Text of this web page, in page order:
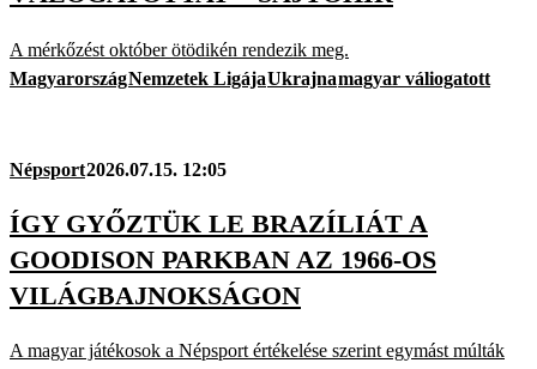
A mérkőzést október ötödikén rendezik meg.
MagyarországNemzetek LigájaUkrajnamagyar váliogatott
Népsport2026.07.15. 12:05
ÍGY GYŐZTÜK LE BRAZÍLIÁT A
GOODISON PARKBAN AZ 1966-OS
VILÁGBAJNOKSÁGON
A magyar játékosok a Népsport értékelése szerint egymást múlták